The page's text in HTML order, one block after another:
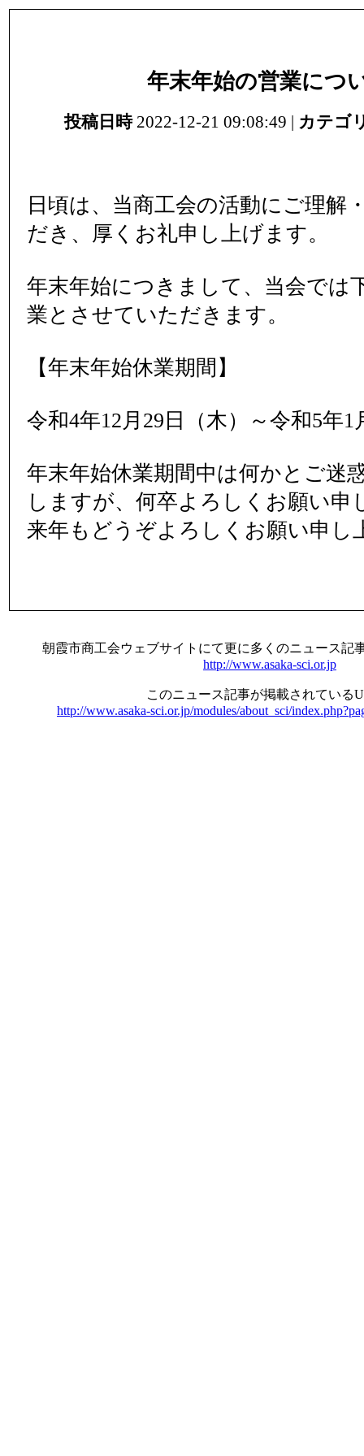
年末年始の営業につ
投稿日時2022-12-21 09:08:49 | カテゴ
日頃は、当商工会の活動にご理解
だき、厚くお礼申し上げます。
年末年始につきまして、当会では
業とさせていただきます。
【年末年始休業期間】
令和4年12月29日（木）～令和5年1
年末年始休業期間中は何かとご迷
しますが、何卒よろしくお願い申
来年もどうぞよろしくお願い申し
朝霞市商工会ウェブサイトにて更に多くのニュース記
http://www.asaka-sci.or.jp
このニュース記事が掲載されている
http://www.asaka-sci.or.jp/modules/about_sci/